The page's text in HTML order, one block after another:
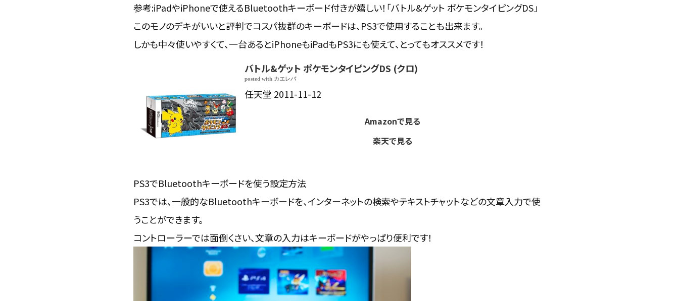
参考:iPadやiPhoneで使えるBluetoothキーボード付きが嬉しい！「バトル&ゲット ポケモンタイピングDS」
このモノのデキがいいと評判でコスパ抜群のキーボードは、PS3で使用することも出来ます。
しかも中々使いやすくて、一台あるとiPhoneもiPadもPS3にも使えて、とってもオススメです！
バトル&ゲット ポケモンタイピングDS (クロ)
posted with カエレバ
任天堂 2011-11-12
Amazonで見る
楽天で見る
PS3でBluetoothキーボードを使う設定方法
PS3では、一般的なBluetoothキーボードを、インターネットの検索やテキストチャットなどの文章入力で使
うことができます。
コントローラーでは面倒くさい、文章の入力はキーボードがやっぱり便利です！